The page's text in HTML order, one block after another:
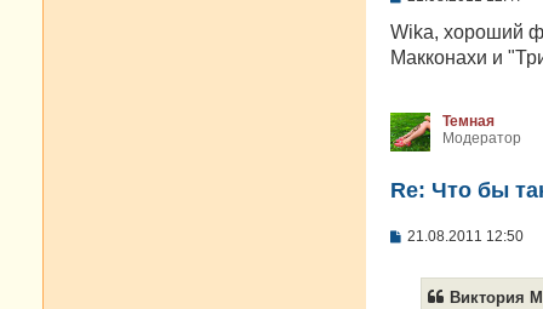
о
б
щ
и
е
Wika, хороший
Макконахи и
Темная
Модератор
Re: Что бы
С
21.08.2011 12:50
Виктория